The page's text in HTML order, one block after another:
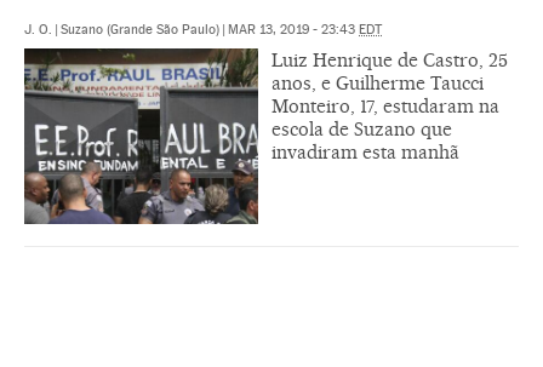
J. O. | Suzano (Grande São Paulo) | MAR 13, 2019 - 23:43 EDT
Luiz Henrique de Castro, 25
anos, e Guilherme Taucci
Monteiro, 17, estudaram na
escola de Suzano que
invadiram esta manhã